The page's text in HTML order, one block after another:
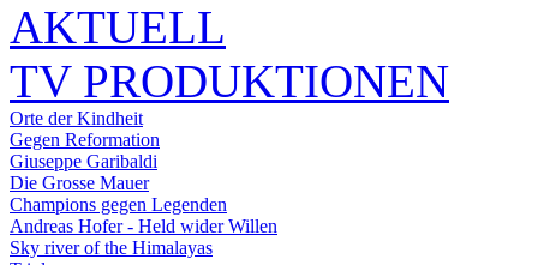
AKTUELL
TV PRODUKTIONEN
Orte der Kindheit
Gegen Reformation
Giuseppe Garibaldi
Die Grosse Mauer
Champions gegen Legenden
Andreas Hofer - Held wider Willen
Sky river of the Himalayas